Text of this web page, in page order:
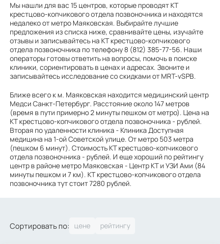
Мы нашли для вас 15 центров, которые проводят КТ
крестцово-копчикового отдела позвоночника и находятся
недалеко от метро Маяковская. Выбирайте лучшие
предложения из списка ниже, сравнивайте цены, изучайте
отзывы и записывайтесь на КТ крестцово-копчикового
отдела позвоночника по телефону 8 (812) 385-77-56. Наши
операторы готовы ответить на вопросы, помочь в поиске
клиники, сориентировать в ценах и адресах. Звоните и
записывайтесь исследование со скидками от MRT-vSPB.
Ближе всего к м. Маяковская находится медицинский центр
Медси Санкт-Петербург. Расстояние около 147 метров
(время в пути примерно 2 минуты пешком от метро). Цена на
КТ крестцово-копчикового отдела позвоночника - рублей.
Вторая по удаленности клиника - Клиника Доступная
медицина на 1-ой Советской улице. От метро 503 метра
(пешком 6 минут). Стоимость КТ крестцово-копчикового
отдела позвоночника - рублей. И еще хороший по рейтингу
центр в районе метро Маяковская - Центр КТ и УЗИ Ами (84
минуты пешком и 7 км). КТ крестцово-копчикового отдела
позвоночника тут стоит 7280 рублей.
Сортировать по: